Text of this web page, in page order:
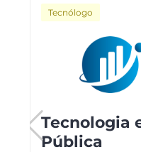
Tecnólogo
Tecnologia
Pública